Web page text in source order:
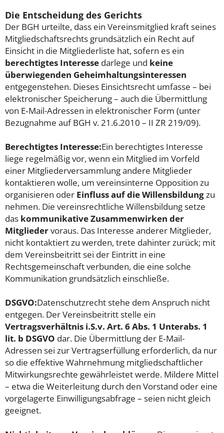
Die Entscheidung des Gerichts
Der BGH urteilte, dass ein Vereinsmitglied kraft seines
Mitgliedschaftsrechts grundsätzlich ein Recht auf
Einsicht in die Mitgliederliste hat, sofern es ein
berechtigtes Interesse darlege und keine
überwiegenden Geheimhaltungsinteressen
entgegenstehen. Dieses Einsichtsrecht umfasse – bei
elektronischer Speicherung – auch die Übermittlung
von E‑Mail-Adressen in elektronischer Form (unter
Bezugnahme auf BGH v. 21.6.2010 – II ZR 219/09).
Berechtigtes Interesse:Ein berechtigtes Interesse
liege regelmäßig vor, wenn ein Mitglied im Vorfeld
einer Mitgliederversammlung andere Mitglieder
kontaktieren wolle, um vereinsinterne Opposition zu
organisieren oder Einfluss auf die Willensbildungzu
nehmen. Die vereinsrechtliche Willensbildung setze
das kommunikative Zusammenwirken der
Mitgliedervoraus. Das Interesse anderer Mitglieder,
nicht kontaktiert zu werden, trete dahinter zurück; mit
dem Vereinsbeitritt sei der Eintritt in eine
Rechtsgemeinschaft verbunden, die eine solche
Kommunikation grundsätzlich einschließe.
DSGVO:Datenschutzrecht stehe dem Anspruch nicht
entgegen. Der Vereinsbeitritt stelle ein
Vertragsverhältnis i.S.v. Art. 6 Abs. 1 Unterabs. 1
lit. b DSGVO dar. Die Übermittlung der E‑Mail-
Adressen sei zur Vertragserfüllung erforderlich, da nur
so die effektive Wahrnehmung mitgliedschaftlicher
Mitwirkungsrechte gewährleistet werde. Mildere Mittel
– etwa die Weiterleitung durch den Vorstand oder eine
vorgelagerte Einwilligungsabfrage – seien nicht gleich
geeignet.